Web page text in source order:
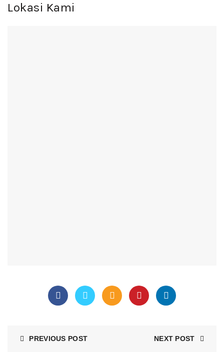
Lokasi Kami
PREVIOUS POST NEXT POST